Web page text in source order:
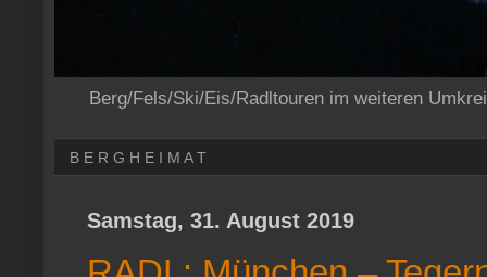
Berg/Fels/Ski/Eis/Radltouren im weiteren
B E R G H E I M A T
Samstag, 31. August 2019